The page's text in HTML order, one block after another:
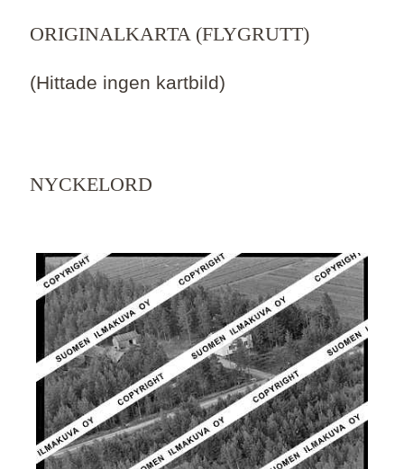
ORIGINALKARTA (FLYGRUTT)
(Hittade ingen kartbild)
NYCKELORD